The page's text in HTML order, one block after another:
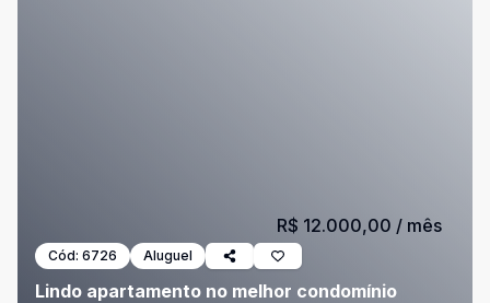
Cód: 6726 Aluguel
Lindo apartamento no melhor condomínio
R$ 12.000,00 / mês